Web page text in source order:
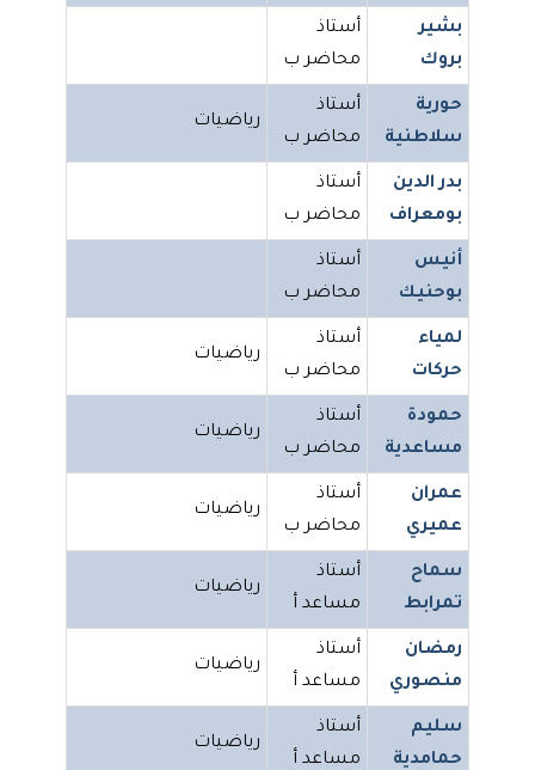
بشير
بروك
أستاذ
محاضر ب
حورية
سلاطنية
أستاذ
محاضر ب
رياضيات
بدر الدين
بومعراف
أستاذ
محاضر ب
أنيس
بوحنيك
أستاذ
محاضر ب
لمياء
حركات
أستاذ
محاضر ب
رياضيات
حمودة
مساعدية
أستاذ
محاضر ب
رياضيات
عمران
عميري
أستاذ
محاضر ب
رياضيات
سماح
تمرابط
أستاذ
مساعد أ
رياضيات
رمضان
منصوري
أستاذ
مساعد أ
رياضيات
سليم
حمامدية
أستاذ
مساعد أ
رياضيات